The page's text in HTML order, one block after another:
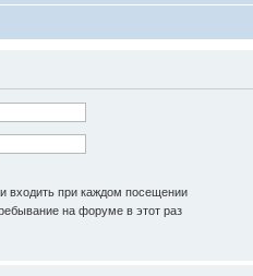
входить при каждом посещении
на форуме в этот раз